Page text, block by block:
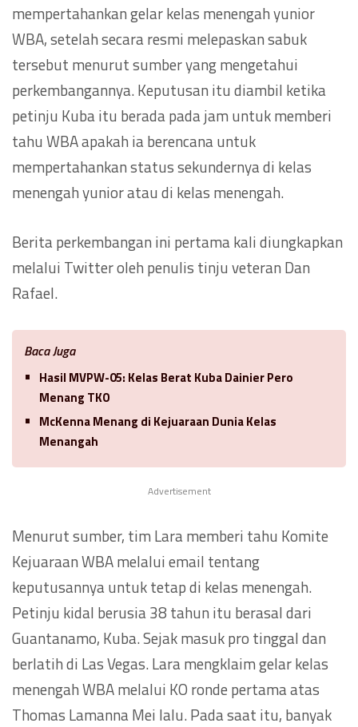
mempertahankan gelar kelas menengah yunior
WBA, setelah secara resmi melepaskan sabuk
tersebut menurut sumber yang mengetahui
perkembangannya. Keputusan itu diambil ketika
petinju Kuba itu berada pada jam untuk memberi
tahu WBA apakah ia berencana untuk
mempertahankan status sekundernya di kelas
menengah yunior atau di kelas menengah.
Berita perkembangan ini pertama kali diungkapkan
melalui Twitter oleh penulis tinju veteran Dan
Rafael.
Baca Juga
Hasil MVPW-05: Kelas Berat Kuba Dainier Pero
Menang TKO
McKenna Menang di Kejuaraan Dunia Kelas
Menangah
Advertisement
Menurut sumber, tim Lara memberi tahu Komite
Kejuaraan WBA melalui email tentang
keputusannya untuk tetap di kelas menengah.
Petinju kidal berusia 38 tahun itu berasal dari
Guantanamo, Kuba. Sejak masuk pro tinggal dan
berlatih di Las Vegas. Lara mengklaim gelar kelas
menengah WBA melalui KO ronde pertama atas
Thomas Lamanna Mei lalu. Pada saat itu, banyak